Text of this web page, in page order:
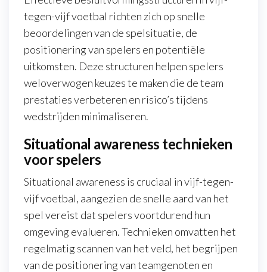
tegen-vijf voetbal richten zich op snelle
beoordelingen van de spelsituatie, de
positionering van spelers en potentiële
uitkomsten. Deze structuren helpen spelers
weloverwogen keuzes te maken die de team
prestaties verbeteren en risico’s tijdens
wedstrijden minimaliseren.
Situational awareness technieken
voor spelers
Situational awareness is cruciaal in vijf-tegen-
vijf voetbal, aangezien de snelle aard van het
spel vereist dat spelers voortdurend hun
omgeving evalueren. Technieken omvatten het
regelmatig scannen van het veld, het begrijpen
van de positionering van teamgenoten en